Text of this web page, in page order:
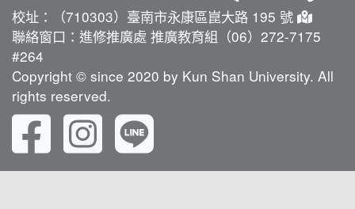
校址：（710303）臺南市永康區崑大路 195 號
聯絡窗口：進修推廣處 推廣教育組（06）272-7175
#264
Copyright © since 2020 by Kun Shan University. All
rights reserved.